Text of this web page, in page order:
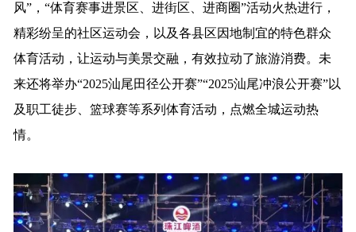
风”，“体育赛事进景区、进街区、进商圈”活动火热进行，
精彩纷呈的社区运动会，以及各县区因地制宜的特色群众
体育活动，让运动与美景交融，有效拉动了旅游消费。未
来还将举办“2025汕尾田径公开赛”“2025汕尾冲浪公开赛”以
及职工徒步、篮球赛等系列体育活动，点燃全城运动热
情。